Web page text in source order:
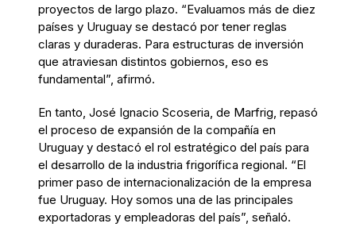
proyectos de largo plazo. “Evaluamos más de diez
países y Uruguay se destacó por tener reglas
claras y duraderas. Para estructuras de inversión
que atraviesan distintos gobiernos, eso es
fundamental”, afirmó.
En tanto, José Ignacio Scoseria, de Marfrig, repasó
el proceso de expansión de la compañía en
Uruguay y destacó el rol estratégico del país para
el desarrollo de la industria frigorífica regional. “El
primer paso de internacionalización de la empresa
fue Uruguay. Hoy somos una de las principales
exportadoras y empleadoras del país”, señaló.